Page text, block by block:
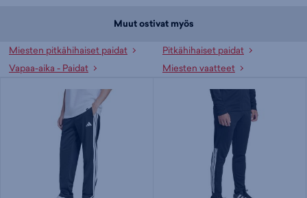
Muut ostivat myös
Miesten pitkähihaiset paidat
Pitkähihaiset paidat
Vapaa-aika - Paidat
Miesten vaatteet